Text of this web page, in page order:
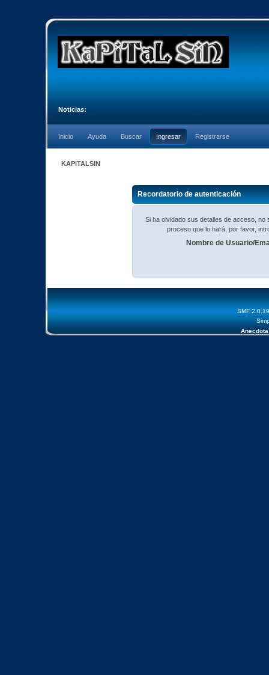
Noticias:
Inicio Ayuda Buscar Ingresar Registrarse
KAPITALSIN
Recordatorio de autenticación
Si ha olvidado sus detalles de acceso,
proceso que lo hará, por favor,
Nombre de Usuario/
SMF 2.0.19
Anecdota